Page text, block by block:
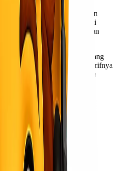
yang kompetitif untuk
untuk memberikan layanan
Kawan Lio. Dengan berbagai
memilih sesuai kebutuhan dan
pengiriman VIP bagi mereka yang
cepat, satu hari sampai. Tarifnya
dengan pengiriman
kecepatan layanan.
Jakarta Kendari:
hari sampai)